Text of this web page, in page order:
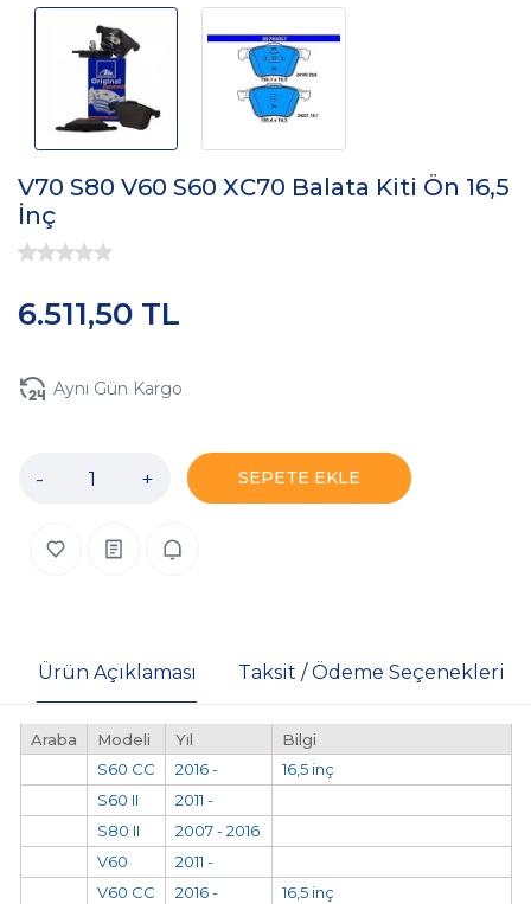
V70 S80 V60 S60 XC70 Balata Kiti Ön 16,5
İnç
6.511,50 TL
Aynı Gün Kargo
- + SEPETE EKLE
Ürün Açıklaması Taksit / Ödeme Seçenekleri
Araba Modeli Yıl
Bilgi
S60 CC
2016 -
16,5 inç
S60 II
2011 -
S80 II
2007 - 2016
V60
2011 -
V60 CC
2016 -
16,5 inç